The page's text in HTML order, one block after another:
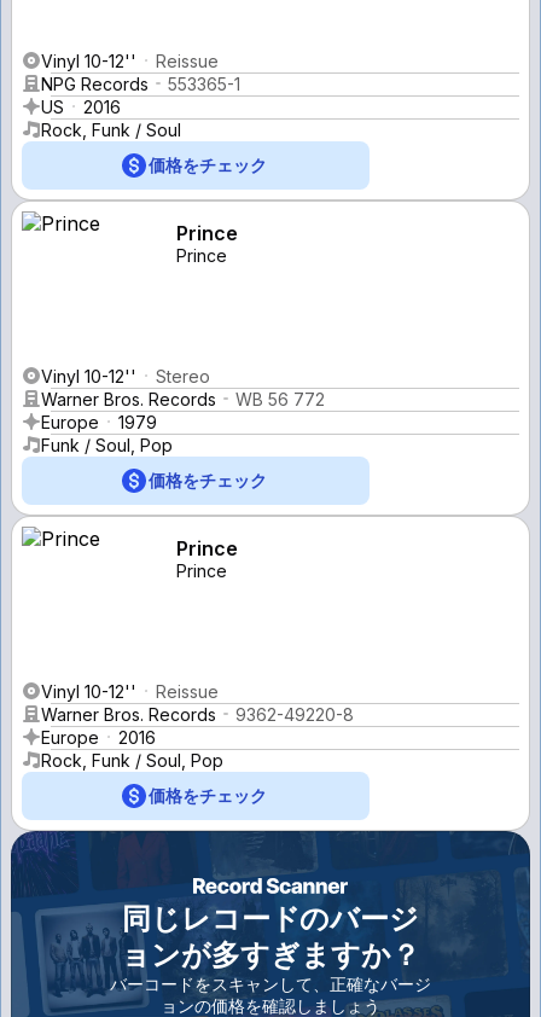
Vinyl 10-12''
Reissue
NPG Records
553365-1
US
2016
Rock, Funk / Soul
価格をチェック
Prince
Prince
Vinyl 10-12''
Stereo
Warner Bros. Records
WB 56 772
Europe
1979
Funk / Soul, Pop
価格をチェック
Prince
Prince
Vinyl 10-12''
Reissue
Warner Bros. Records
9362-49220-8
Europe
2016
Rock, Funk / Soul, Pop
価格をチェック
同じレコードのバージ
ョンが多すぎますか？
バーコードをスキャンして、正確なバージ
ョンの価格を確認しましょう